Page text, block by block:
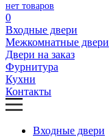
нет товаров
0
Входные двери
Межкомнатные двери
Двери на заказ
Фурнитура
Кухни
Контакты
Входные двери